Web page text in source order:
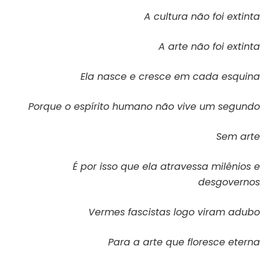
A cultura não foi extinta
A arte não foi extinta
Ela nasce e cresce em cada esquina
Porque o espírito humano não vive um segundo
Sem arte
É por isso que ela atravessa milênios e
desgovernos
Vermes fascistas logo viram adubo
Para a arte que floresce eterna